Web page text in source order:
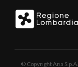
© Copyright Aria